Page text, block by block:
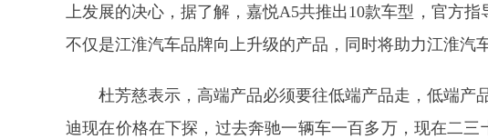
上发展的决心，据了解，嘉悦A5共推出10款车型，官方指
不仅是江淮汽车品牌向上升级的产品，同时将助力江淮汽车
杜芳慈表示，高端产品必须要往低端产品走，低端产
迪现在价格在下探，过去奔驰一辆车一百多万，现在二